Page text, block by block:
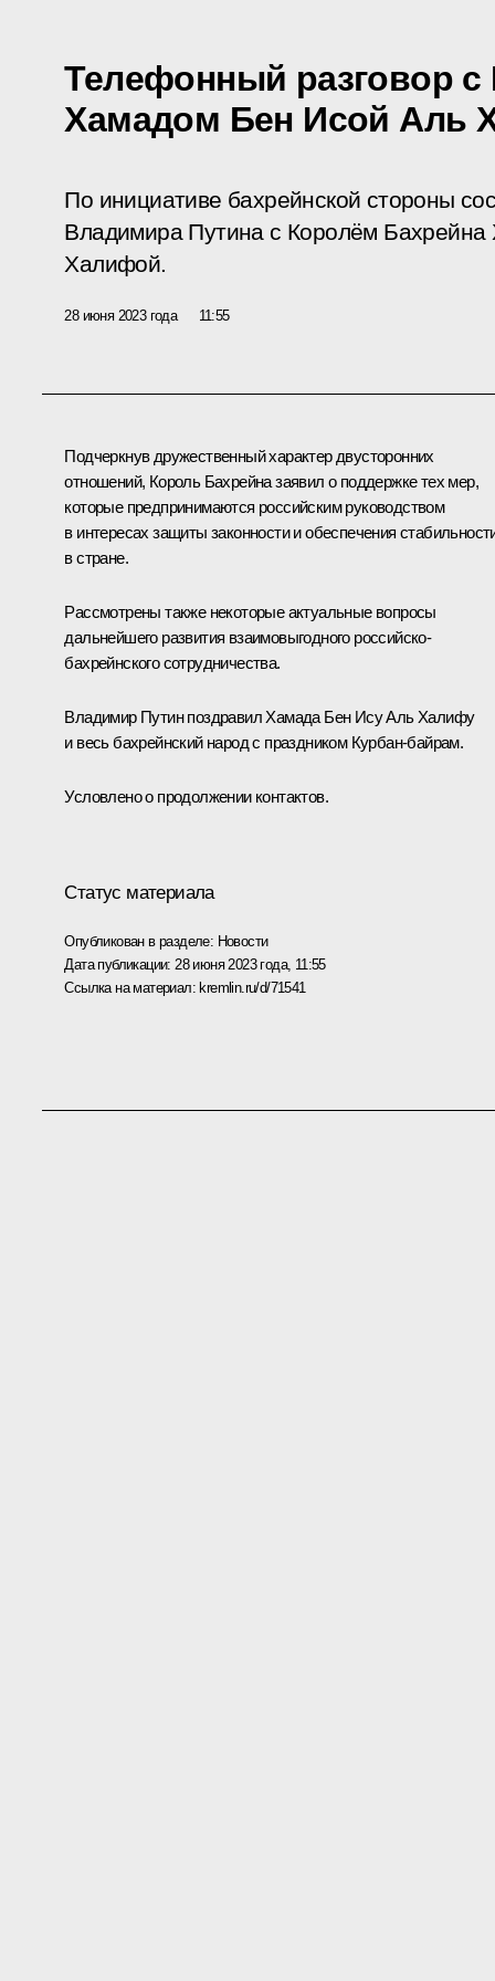
Телефонный разговор
Хамадом Бен Исой Аль
По инициативе бахрейнской стороны
Владимира Путина с Королём
Халифой.
28 июня 2023 года 11:55
Подчеркнув дружественный характер двусторонних
отношений, Король Бахрейна заявил о поддержке тех мер,
которые предпринимаются российским руководством
в интересах защиты законности и обеспечения
в стране.
Рассмотрены также некоторые актуальные вопросы
дальнейшего развития взаимовыгодного российско-
бахрейнского сотрудничества.
Владимир Путин поздравил Хамада Бен Ису Аль Халифу
и весь бахрейнский народ с праздником Курбан-байрам.
Условлено о продолжении контактов.
Статус материала
Опубликован в разделе: Новости
Дата публикации: 28 июня 2023 года, 11:55
Ссылка на материал: kremlin.ru/d/71541